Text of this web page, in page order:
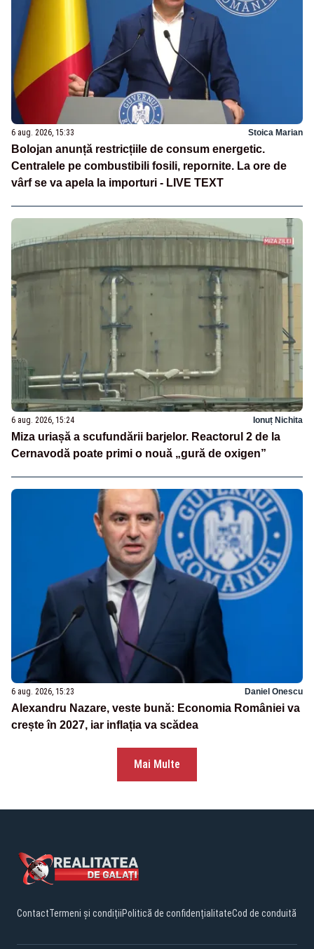
6 aug. 2026, 15:33 Stoica Marian
Bolojan anunță restricțiile de consum energetic.
Centralele pe combustibili fosili, repornite. La ore de
vârf se va apela la importuri - LIVE TEXT
6 aug. 2026, 15:24 Ionuț Nichita
Miza uriașă a scufundării barjelor. Reactorul 2 de la
Cernavodă poate primi o nouă „gură de oxigen”
6 aug. 2026, 15:23 Daniel Onescu
Alexandru Nazare, veste bună: Economia României va
crește în 2027, iar inflația va scădea
Mai Multe
ContactTermeni și condițiiPolitică de confidențialitateCod de conduită